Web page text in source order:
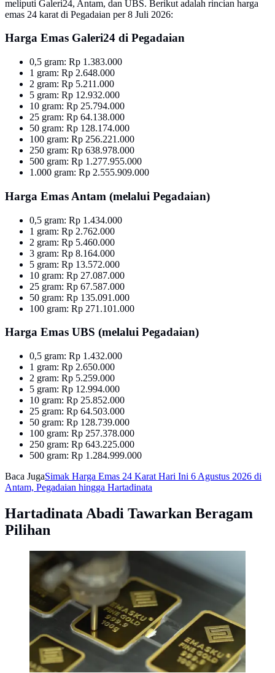
meliputi Galeri24, Antam, dan UBS. Berikut adalah rincian harga
emas 24 karat di Pegadaian per 8 Juli 2026:
Harga Emas Galeri24 di Pegadaian
0,5 gram: Rp 1.383.000
1 gram: Rp 2.648.000
2 gram: Rp 5.211.000
5 gram: Rp 12.932.000
10 gram: Rp 25.794.000
25 gram: Rp 64.138.000
50 gram: Rp 128.174.000
100 gram: Rp 256.221.000
250 gram: Rp 638.978.000
500 gram: Rp 1.277.955.000
1.000 gram: Rp 2.555.909.000
Harga Emas Antam (melalui Pegadaian)
0,5 gram: Rp 1.434.000
1 gram: Rp 2.762.000
2 gram: Rp 5.460.000
3 gram: Rp 8.164.000
5 gram: Rp 13.572.000
10 gram: Rp 27.087.000
25 gram: Rp 67.587.000
50 gram: Rp 135.091.000
100 gram: Rp 271.101.000
Harga Emas UBS (melalui Pegadaian)
0,5 gram: Rp 1.432.000
1 gram: Rp 2.650.000
2 gram: Rp 5.259.000
5 gram: Rp 12.994.000
10 gram: Rp 25.852.000
25 gram: Rp 64.503.000
50 gram: Rp 128.739.000
100 gram: Rp 257.378.000
250 gram: Rp 643.225.000
500 gram: Rp 1.284.999.000
Baca JugaSimak Harga Emas 24 Karat Hari Ini 6 Agustus 2026 di
Antam, Pegadaian hingga Hartadinata
Hartadinata Abadi Tawarkan Beragam
Pilihan